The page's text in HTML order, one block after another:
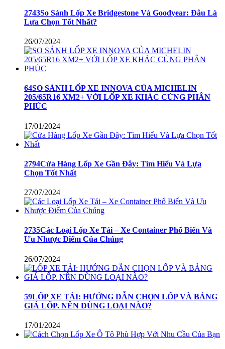
2743So Sánh Lốp Xe Bridgestone Và Goodyear: Đâu Là
Lựa Chọn Tốt Nhất?
26/07/2024
64SO SÁNH LỐP XE INNOVA CỦA MICHELIN
205/65R16 XM2+ VỚI LỐP XE KHÁC CÙNG PHÂN
PHÚC
17/01/2024
2794Cửa Hàng Lốp Xe Gần Đây: Tìm Hiểu Và Lựa
Chọn Tốt Nhất
27/07/2024
2735Các Loại Lốp Xe Tải – Xe Container Phổ Biến Và
Ưu Nhược Điểm Của Chúng
26/07/2024
59LỐP XE TẢI: HƯỚNG DẪN CHỌN LỐP VÀ BẢNG
GIÁ LỐP. NÊN DÙNG LOẠI NÀO?
17/01/2024